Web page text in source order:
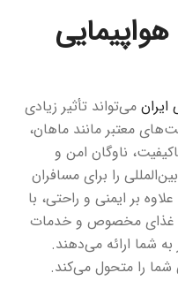
می‌تواند تأثیر زیادی
معتبر مانند ماهان،
ناوگان امن و
را برای مسافران
بر ایمنی و راحتی، با
غذای مخصوص و خدمات
شما ارائه می‌دهند.
را متحول می‌کند.